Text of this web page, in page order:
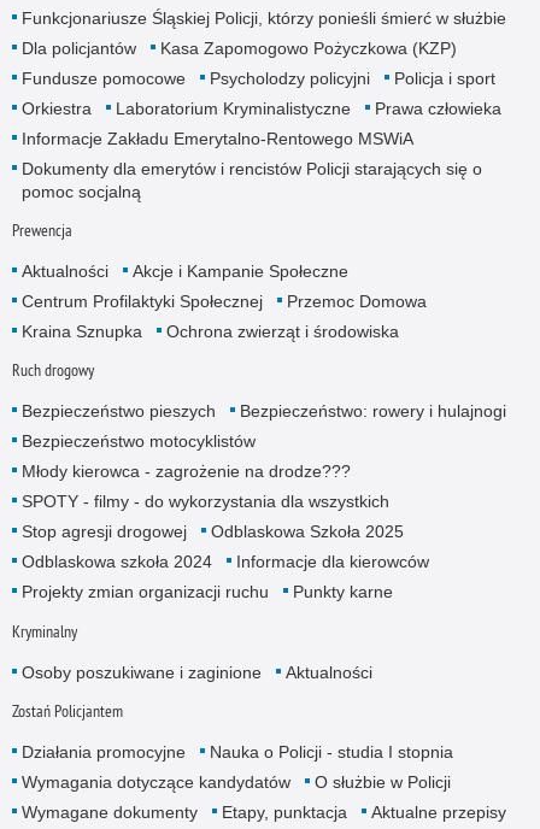
Funkcjonariusze Śląskiej Policji, którzy ponieśli śmierć w służbie
Dla policjantów
Kasa Zapomogowo Pożyczkowa (KZP)
Fundusze pomocowe
Psycholodzy policyjni
Policja i sport
Orkiestra
Laboratorium Kryminalistyczne
Prawa człowieka
Informacje Zakładu Emerytalno-Rentowego MSWiA
Dokumenty dla emerytów i rencistów Policji starających się o
pomoc socjalną
Prewencja
Aktualności
Akcje i Kampanie Społeczne
Centrum Profilaktyki Społecznej
Przemoc Domowa
Kraina Sznupka
Ochrona zwierząt i środowiska
Ruch drogowy
Bezpieczeństwo pieszych
Bezpieczeństwo: rowery i hulajnogi
Bezpieczeństwo motocyklistów
Młody kierowca - zagrożenie na drodze???
SPOTY - filmy - do wykorzystania dla wszystkich
Stop agresji drogowej
Odblaskowa Szkoła 2025
Odblaskowa szkoła 2024
Informacje dla kierowców
Projekty zmian organizacji ruchu
Punkty karne
Kryminalny
Osoby poszukiwane i zaginione Aktualności
Zostań Policjantem
Działania promocyjne
Nauka o Policji - studia I stopnia
Wymagania dotyczące kandydatów
O służbie w Policji
Wymagane dokumenty
Etapy, punktacja
Aktualne przepisy